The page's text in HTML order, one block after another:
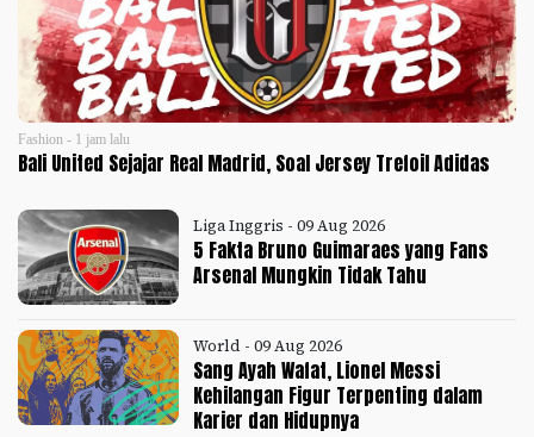
Fashion - 1 jam lalu
Bali United Sejajar Real Madrid, Soal Jersey Trefoil Adidas
Liga Inggris - 09 Aug 2026
5 Fakta Bruno Guimaraes yang Fans
Arsenal Mungkin Tidak Tahu
World - 09 Aug 2026
Sang Ayah Wafat, Lionel Messi
Kehilangan Figur Terpenting dalam
Karier dan Hidupnya